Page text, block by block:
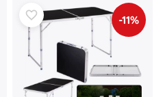
-11%